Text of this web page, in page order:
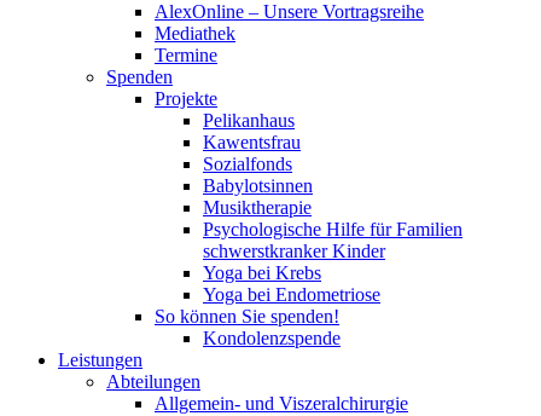
AlexOnline – Unsere Vortragsreihe
Mediathek
Termine
Spenden
Projekte
Pelikanhaus
Kawentsfrau
Sozialfonds
Babylotsinnen
Musiktherapie
Psychologische Hilfe für Familien
schwerstkranker Kinder
Yoga bei Krebs
Yoga bei Endometriose
So können Sie spenden!
Kondolenzspende
Leistungen
Abteilungen
Allgemein- und Viszeralchirurgie